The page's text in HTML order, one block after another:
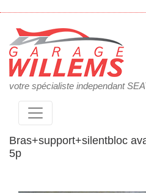
votre spécialiste independant
Bras+support+silentbloc
5p